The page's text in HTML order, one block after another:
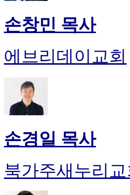
손창민 목사
에브리데이교회
손경일 목사
북가주새누리교